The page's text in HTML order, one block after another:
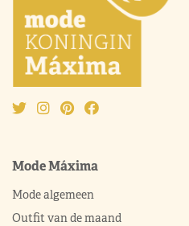
Mode Máxima
Mode algemeen
Outfit van de maand